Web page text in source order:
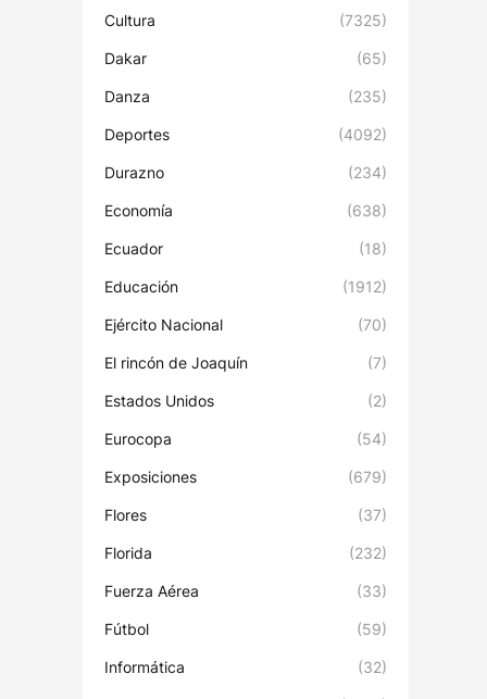
Cultura (7325)
Dakar (65)
Danza (235)
Deportes (4092)
Durazno (234)
Economía (638)
Ecuador (18)
Educación (1912)
Ejército Nacional (70)
El rincón de Joaquín (7)
Estados Unidos (2)
Eurocopa (54)
Exposiciones (679)
Flores (37)
Florida (232)
Fuerza Aérea (33)
Fútbol (59)
Informática (32)